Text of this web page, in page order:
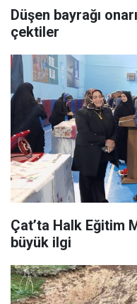
Düşen bayrağı
çektiler
Çat’ta Halk Eğitim
büyük ilgi